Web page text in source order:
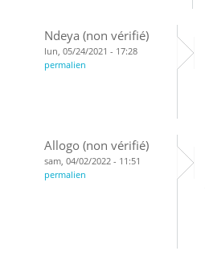
Ndeya (non vérifié)
lun, 05/24/2021 - 17:28
permalien
Allogo (non vérifié)
sam, 04/02/2022 - 11:51
permalien